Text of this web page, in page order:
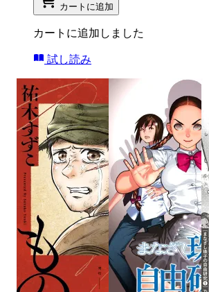
カートに追加
カートに追加しました
試し読み